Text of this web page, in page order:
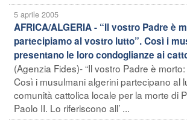
5 aprile 2005
AFRICA/ALGERIA - “Il vostro Padre è
partecipiamo al vostro lutto”. Così i
presentano le loro condoglianze ai
(Agenzia Fides)- “Il vostro Padre è
Così i musulmani algerini partecipano al
comunità cattolica locale per la morte di
Paolo II. Lo riferiscono all’ ...